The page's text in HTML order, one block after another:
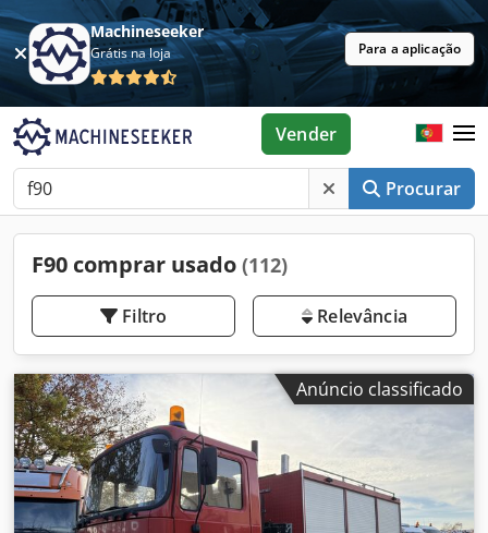
Machineseeker
Grátis na loja Para a aplicação
Procurar
Vender
F90 comprar usado (112)
Filtro Relevância
Anúncio classificado